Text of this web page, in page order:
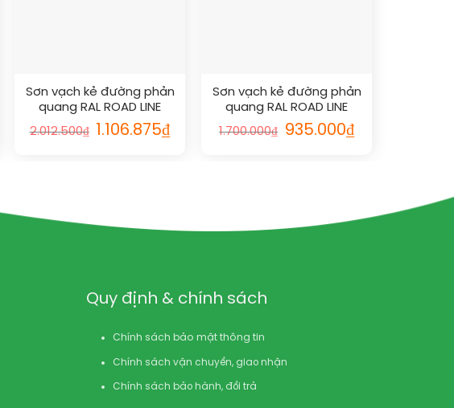
Sơn vạch kẻ đường phản
quang RAL ROAD LINE
REFLECTIVE 6024
2.012.500₫ Giá
gốc
1.106.875₫Giá
hiện
Sơn vạch kẻ đường phản
quang RAL ROAD LINE
REFLECTIVE 5017
1.700.000₫
Giá
gốc
935.000₫Giá
hiện
Quy định & chính sách
Chính sách bảo mật thông tin
Chính sách vận chuyển, giao nhận
Chính sách bảo hành, đổi trả